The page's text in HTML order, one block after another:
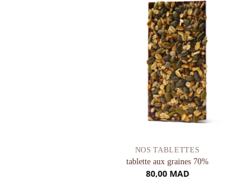
Ajouter à la liste de souhaits
NOS TABLETTES
tablette aux graines 70%
80,00 MAD